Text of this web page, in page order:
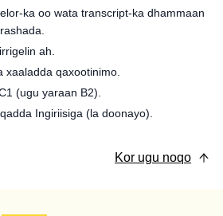
ka oo wata transcript-ka dhammaan
ah.
xaaladda qaxootinimo.
(ugu yaraan B2).
Ingiriisiga (la doonayo).
Kor ugu noqo